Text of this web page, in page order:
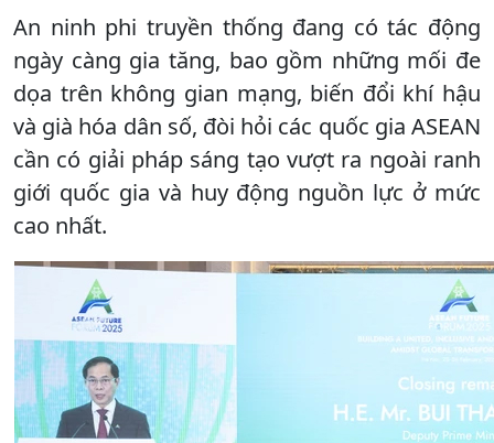
An ninh phi truyền thống đang có tác động
ngày càng gia tăng, bao gồm những mối đe
dọa trên không gian mạng, biến đổi khí hậu
và già hóa dân số, đòi hỏi các quốc gia ASEAN
cần có giải pháp sáng tạo vượt ra ngoài ranh
giới quốc gia và huy động nguồn lực ở mức
cao nhất.